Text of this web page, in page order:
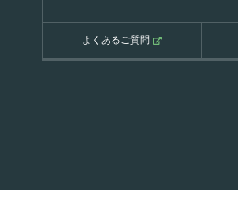
よくあるご質問